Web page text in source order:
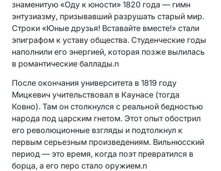
знаменитую «Оду к юности» 1820 года — гимн
энтузиазму, призывавший разрушать старый мир.
Строки «Юные друзья! Вставайте вместе!» стали
эпиграфом к уставу общества. Студенческие годы
наполнили его энергией, которая позже вылилась
в романтические баллады.n
После окончания университета в 1819 году
Мицкевич учительствовал в Каунасе (тогда
Ковно). Там он столкнулся с реальной бедностью
народа под царским гнетом. Этот опыт обострил
его революционные взгляды и подтолкнул к
первым серьезным произведениям. Вильнюсский
период — это время, когда поэт превратился в
борца, а его перо стало оружием.n